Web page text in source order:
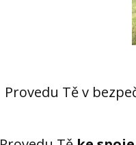
Provedu Tě v